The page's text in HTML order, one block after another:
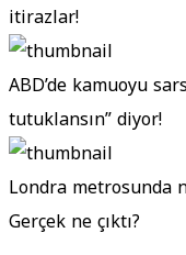
itirazlar!
ABD’de kamuoyu
tutuklansın” diyor!
Londra metrosunda
Gerçek ne çıktı?